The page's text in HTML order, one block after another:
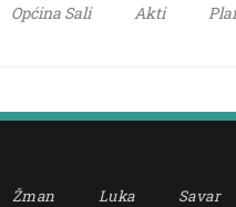
Općina Sali Akti
Žman Luka Savar